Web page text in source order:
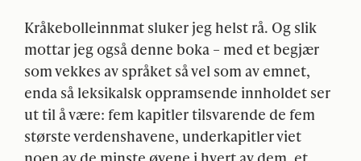
Kråkebolleinnmat sluker jeg helst rå. Og slik
mottar jeg også denne boka – med et begjær
som vekkes av språket så vel som av emnet,
enda så leksikalsk oppramsende innholdet ser
ut til å være: fem kapitler tilsvarende de fem
største verdenshavene, underkapitler viet